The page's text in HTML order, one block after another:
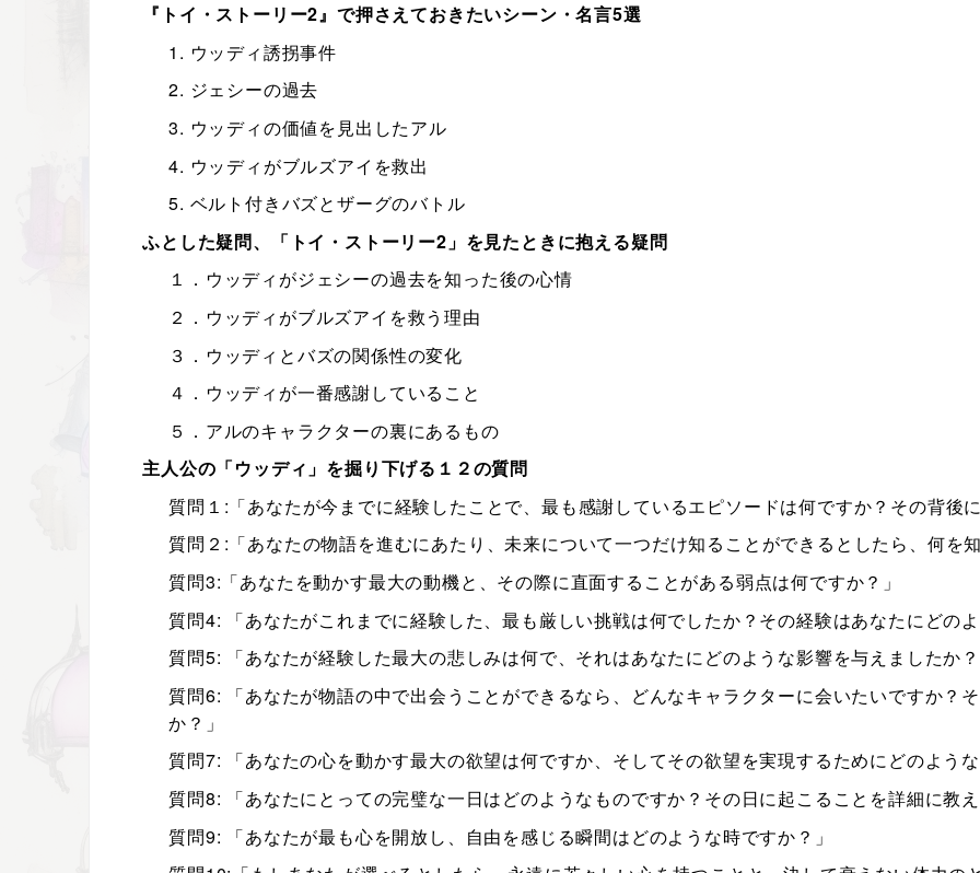
『トイ・ストーリー2』で押さえておきたいシーン・名言5選
1. ウッディ誘拐事件
2. ジェシーの過去
3. ウッディの価値を見出したアル
4. ウッディがブルズアイを救出
5. ベルト付きバズとザーグのバトル
ふとした疑問、「トイ・ストーリー2」を見たときに抱える疑問
１．ウッディがジェシーの過去を知った後の心情
２．ウッディがブルズアイを救う理由
３．ウッディとバズの関係性の変化
４．ウッディが一番感謝していること
５．アルのキャラクターの裏にあるもの
主人公の「ウッディ」を掘り下げる１２の質問
質問１:「あなたが今までに経験したことで、最も感謝しているエピソードは何ですか？その背後
質問２:「あなたの物語を進むにあたり、未来について一つだけ知ることができるとしたら、何を
質問3:「あなたを動かす最大の動機と、その際に直面することがある弱点は何ですか？」
質問4: 「あなたがこれまでに経験した、最も厳しい挑戦は何でしたか？その経験はあなたにどの
質問5: 「あなたが経験した最大の悲しみは何で、それはあなたにどのような影響を与えましたか
質問6: 「あなたが物語の中で出会うことができるなら、どんなキャラクターに会いたいですか？
か？」
質問7: 「あなたの心を動かす最大の欲望は何ですか、そしてその欲望を実現するためにどのよう
質問8: 「あなたにとっての完璧な一日はどのようなものですか？その日に起こることを詳細に教
質問9: 「あなたが最も心を開放し、自由を感じる瞬間はどのような時ですか？」